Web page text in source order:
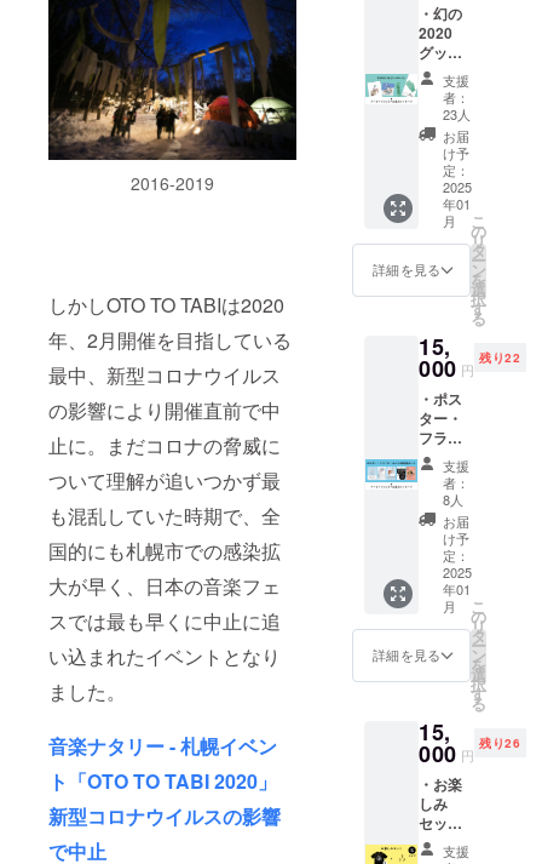
2016-2019
しかしOTO TO TABIは2020
年、2月開催を目指している
最中、新型コロナウイルス
の影響により開催直前で中
止に。まだコロナの脅威に
ついて理解が追いつかず最
も混乱していた時期で、全
国的にも札幌市での感染拡
大が早く、日本の音楽フェ
スでは最も早くに中止に追
い込まれたイベントとなり
ました。
音楽ナタリー - 札幌イベン
ト「OTO TO TABI 2020」
新型コロナウイルスの影響
で中止
・幻の
2020
グッズ
セット
（リス
トバン
ド、手
袋、ク
リア
ファイ
ル、ふ
せん、
AAAパ
ス、企
業タオ
ル、チ
他） ・
アーカ
イブ
ブック
・お礼
のメッ
セージ
支援
者：
23人
お届
け予
定：
2025
年01
月
詳細を見る
こ
の
リ
タ
ー
ン
を
選
択
す
る
15,
000 円
残り22
・ポス
ター・
フライ
ヤーな
どの印
刷物
セット
（2012
2024）
・アー
カイブ
ブック
・お礼
のメッ
セージ
支援
者：
8人
お届
け予
定：
2025
年01
月
詳細を見る
こ
の
リ
タ
ー
ン
を
選
択
す
る
15,
000 円
残り26
・お楽
しみ
セット
【Sサイ
支援